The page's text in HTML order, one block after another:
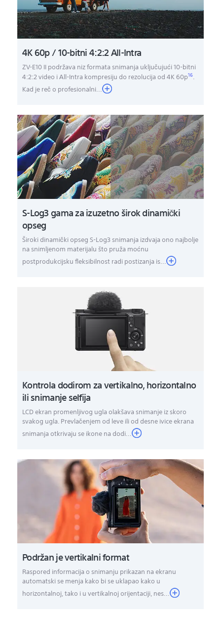
4K 60p / 10-bitni 4:2:2 All-Intra
ZV-E10 II podržava niz formata snimanja uključujući 10-bitni
4:2:2 video i All-Intra kompresiju do rezolucija od 4K 60p16.
Kad je reč o profesionalni...
S-Log3 gama za izuzetno širok dinamički
opseg
Široki dinamički opseg S-Log3 snimanja izdvaja ono najbolje
na snimljenom materijalu što pruža moćnu
postprodukcijsku fleksibilnost radi postizanja is...
Kontrola dodirom za vertikalno, horizontalno
ili snimanje selfija
LCD ekran promenljivog ugla olakšava snimanje iz skoro
svakog ugla. Prevlačenjem od leve ili od desne ivice ekrana
snimanja otkrivaju se ikone na dodi...
Podržan je vertikalni format
Raspored informacija o snimanju prikazan na ekranu
automatski se menja kako bi se uklapao kako u
horizontalnoj, tako i u vertikalnoj orijentaciji, nes...